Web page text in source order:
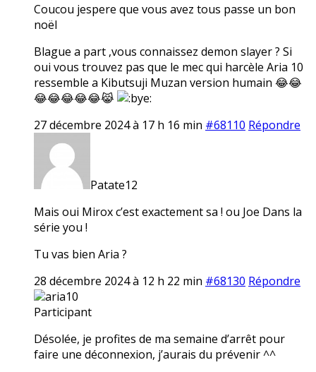
Coucou jespere que vous avez tous passe un bon
noël
Blague a part ,vous connaissez demon slayer ? Si
oui vous trouvez pas que le mec qui harcèle Aria 10
ressemble a Kibutsuji Muzan version humain 😂😂
😂😂😂😂😂😹
27 décembre 2024 à 17 h 16 min #68110 Répondre
Patate12
Mais oui Mirox c’est exactement sa ! ou Joe Dans la
série you !
Tu vas bien Aria ?
28 décembre 2024 à 12 h 22 min #68130 Répondre
aria10
Participant
Désolée, je profites de ma semaine d’arrêt pour
faire une déconnexion, j’aurais du prévenir ^^